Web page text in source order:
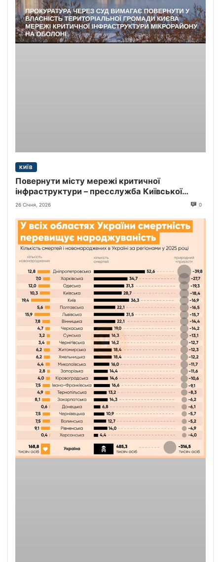
КИЇВ
Повернути місту мережі критичної
інфраструктури – пресслужба Київської
міської прокуратури
26 Січня, 2026 0